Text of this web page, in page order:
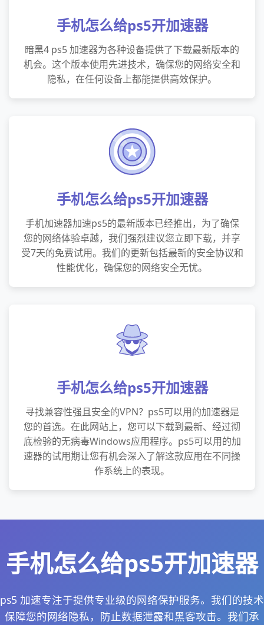
手机怎么给ps5开加速器
暗黑4 ps5 加速器为各种设备提供了下载最新版本的
机会。这个版本使用先进技术，确保您的网络安全和
隐私，在任何设备上都能提供高效保护。
手机怎么给ps5开加速器
手机加速器加速ps5的最新版本已经推出，为了确保
您的网络体验卓越，我们强烈建议您立即下载，并享
受7天的免费试用。我们的更新包括最新的安全协议和
性能优化，确保您的网络安全无忧。
手机怎么给ps5开加速器
寻找兼容性强且安全的VPN？ps5可以用的加速器是
您的首选。在此网站上，您可以下载到最新、经过彻
底检验的无病毒Windows应用程序。ps5可以用的加
速器的试用期让您有机会深入了解这款应用在不同操
作系统上的表现。
手机怎么给ps5开加速器
ps5 加速专注于提供专业级的网络保护服务。我们的技术
保障您的网络隐私，防止数据泄露和黑客攻击。我们承